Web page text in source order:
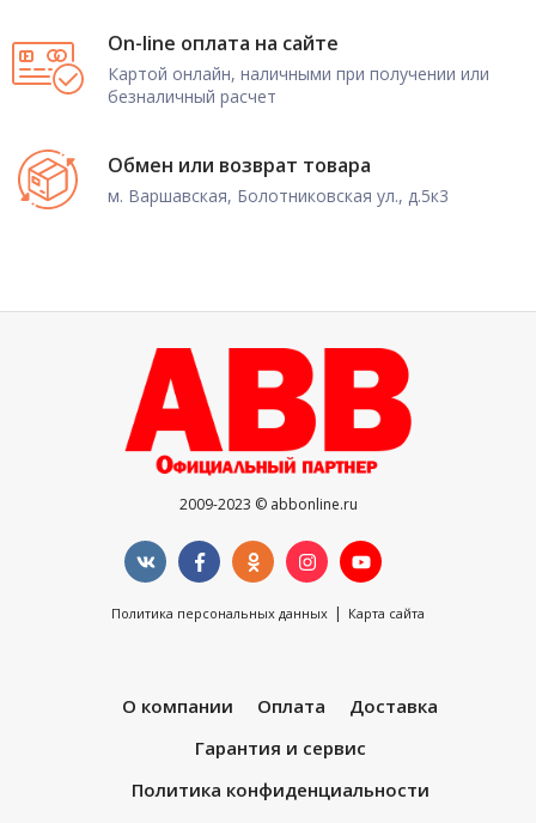
On-line оплата на сайте
Картой онлайн, наличными при получении или
безналичный расчет
Обмен или возврат товара
м. Варшавская, Болотниковская ул., д.5к3
2009-2023 © abbonline.ru
Политика персональных данных | Карта сайта
О компании Оплата
Доставка
Гарантия и сервис
Политика конфиденциальности